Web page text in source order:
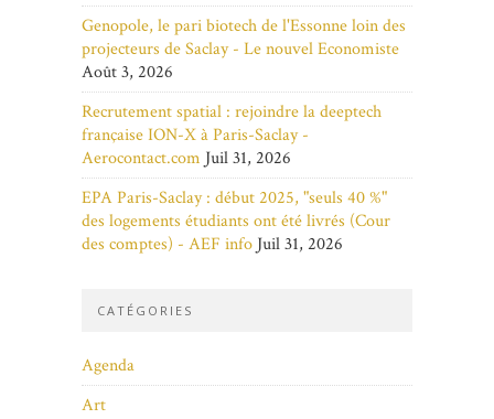
Genopole, le pari biotech de l'Essonne loin des
projecteurs de Saclay - Le nouvel Economiste
Août 3, 2026
Recrutement spatial : rejoindre la deeptech
française ION-X à Paris-Saclay -
Aerocontact.com Juil 31, 2026
EPA Paris-Saclay : début 2025, "seuls 40 %"
des logements étudiants ont été livrés (Cour
des comptes) - AEF info Juil 31, 2026
CATÉGORIES
Agenda
Art